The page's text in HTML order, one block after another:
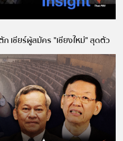
เชียร์ผู้สมัคร "เชียงใหม่" สุดตัว